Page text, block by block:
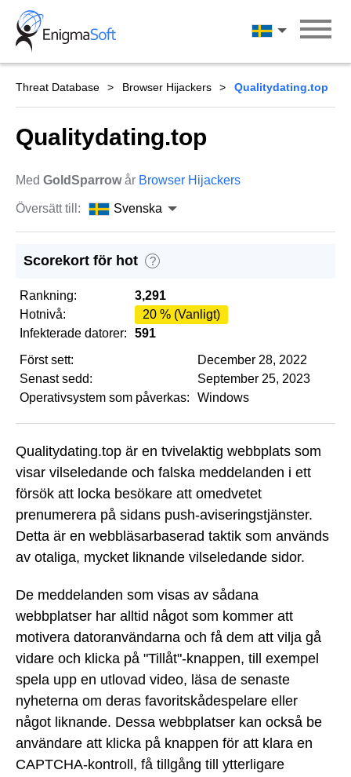
Skip
content
Svenska
Threat Database Browser Hijackers Qualitydating.top
Qualitydating.top
Med GoldSparrowår Browser Hijackers
Översätt till: Svenska
Scorekort för hot ?
Rankning:
3,291
Hotnivå:
20 % (Vanligt)
Infekterade datorer:
591
Först sett:
December 28, 2022
Senast sedd:
September 25, 2023
Operativsystem som påverkas:
Windows
Qualitydating.top är en tvivelaktig webbplats som
visar vilseledande och falska meddelanden i ett
försök att locka besökare att omedvetet
prenumerera på sidans push-aviseringstjänster.
Detta är en webbläsarbaserad taktik som används
av otaliga, mycket liknande vilseledande sidor.
De meddelanden som visas av sådana
webbplatser har alltid något som kommer att
motivera datoranvändarna och få dem att vilja gå
vidare och klicka på "Tillåt"-knappen, till exempel
spela upp en utlovad video, läsa de senaste
nyheterna om deras favoritskådespelare eller
något liknande. Dessa webbplatser kan också be
användare att klicka på knappen för att klara en
CAPTCHA-kontroll, få tillgång till ytterligare